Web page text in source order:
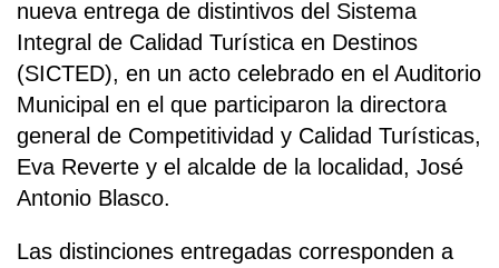
nueva entrega de distintivos del Sistema
Integral de Calidad Turística en Destinos
(SICTED), en un acto celebrado en el Auditorio
Municipal en el que participaron la directora
general de Competitividad y Calidad Turísticas,
Eva Reverte y el alcalde de la localidad, José
Antonio Blasco.
Las distinciones entregadas corresponden a